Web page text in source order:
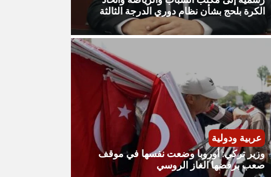
الكرة بلحج بشأن نظام دوري الدرجة الثالثة
عربية ودولية
وزير تركي: أوروبا وضعت نفسها في موقف
صعب برفضها الغاز الروسي